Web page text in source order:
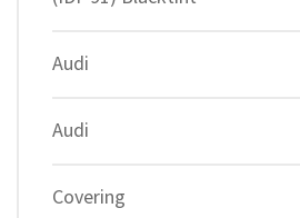
Audi
Audi
Covering